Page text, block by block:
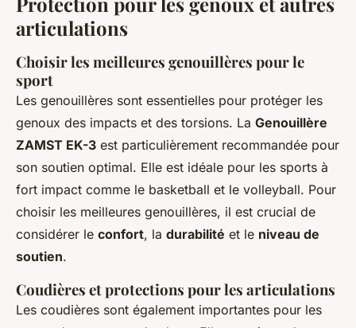
articulations
Choisir les meilleures genouillères pour le
sport
Les genouillères sont essentielles pour protéger les
genoux des impacts et des torsions. La Genouillère
ZAMST EK-3 est particulièrement recommandée pour
son soutien optimal. Elle est idéale pour les sports à
fort impact comme le basketball et le volleyball. Pour
choisir les meilleures genouillères, il est crucial de
considérer le confort, la durabilité et le niveau de
soutien.
Coudières et protections pour les articulations
Les coudières sont également importantes pour les